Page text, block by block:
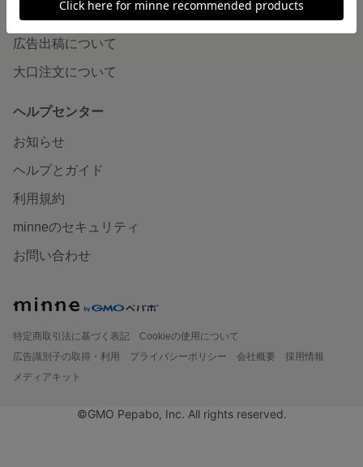
企業の方へ
広告出稿について
大口注文について
ヘルプセンター
お知らせ
ヘルプとガイド
利用規約
minneのセキュリティ
お問い合わせ
特定商取引法に基づく表記
Cookieの使用について
広告識別子の取得・利用
プライバシーポリシー 会社概要
採用情報
メディアキット
©GMO Pepabo, Inc. All rights reserved.